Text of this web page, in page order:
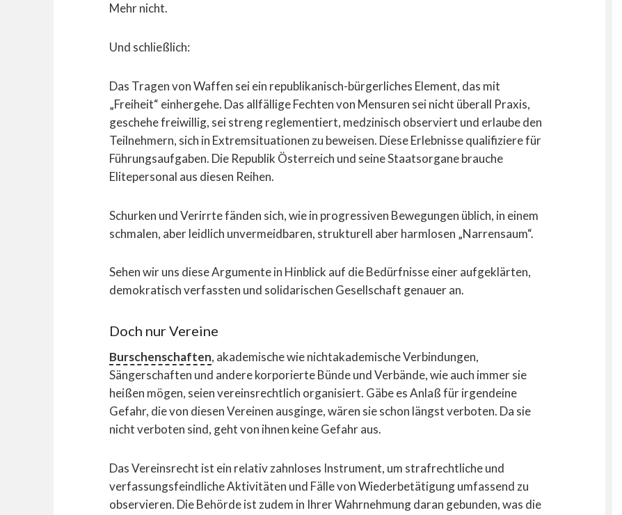
Mehr nicht.
Und schließlich:
Das Tragen von Waffen sei ein republikanisch-bürgerliches Element, das mit
„Freiheit“ einhergehe. Das allfällige Fechten von Mensuren sei nicht überall Praxis,
geschehe freiwillig, sei streng reglementiert, medzinisch observiert und erlaube den
Teilnehmern, sich in Extremsituationen zu beweisen. Diese Erlebnisse qualifiziere für
Führungsaufgaben. Die Republik Österreich und seine Staatsorgane brauche
Elitepersonal aus diesen Reihen.
Schurken und Verirrte fänden sich, wie in progressiven Bewegungen üblich, in einem
schmalen, aber leidlich unvermeidbaren, strukturell aber harmlosen „Narrensaum“.
Sehen wir uns diese Argumente in Hinblick auf die Bedürfnisse einer aufgeklärten,
demokratisch verfassten und solidarischen Gesellschaft genauer an.
Doch nur Vereine
Burschenschaften, akademische wie nichtakademische Verbindungen,
Sängerschaften und andere korporierte Bünde und Verbände, wie auch immer sie
heißen mögen, seien vereinsrechtlich organisiert. Gäbe es Anlaß für irgendeine
Gefahr, die von diesen Vereinen ausginge, wären sie schon längst verboten. Da sie
nicht verboten sind, geht von ihnen keine Gefahr aus.
Das Vereinsrecht ist ein relativ zahnloses Instrument, um strafrechtliche und
verfassungsfeindliche Aktivitäten und Fälle von Wiederbetätigung umfassend zu
observieren. Die Behörde ist zudem in Ihrer Wahrnehmung daran gebunden, was die